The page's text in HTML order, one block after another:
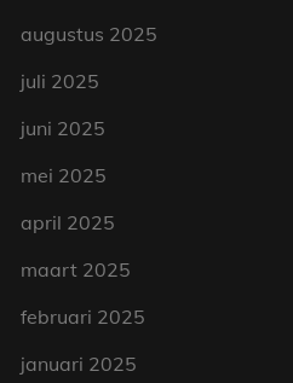
augustus 2025
juli 2025
juni 2025
mei 2025
april 2025
maart 2025
februari 2025
januari 2025